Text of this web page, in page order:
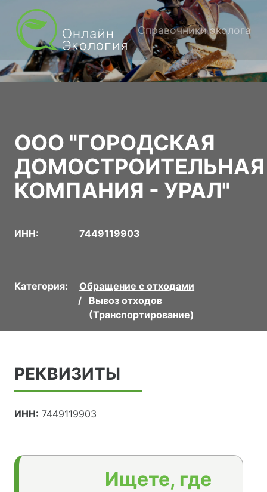
Справочники эколога
ООО "ГОРОДСКАЯ
ДОМОСТРОИТЕЛЬНАЯ
КОМПАНИЯ - УРАЛ"
ИНН: 7449119903
Категория:
Обращение с отходами
Вывоз отходов
(Транспортирование)
РЕКВИЗИТЫ
ИНН: 7449119903
Ищете, где